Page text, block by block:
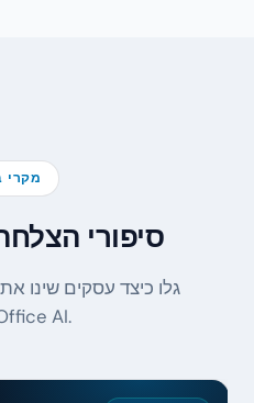
מקרי
סיפורי
גלו כיצד עסקים שינו
AI.